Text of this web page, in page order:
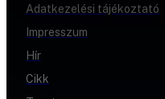
Adatkezelési tájékoztató
Impresszum
Hír
Cikk